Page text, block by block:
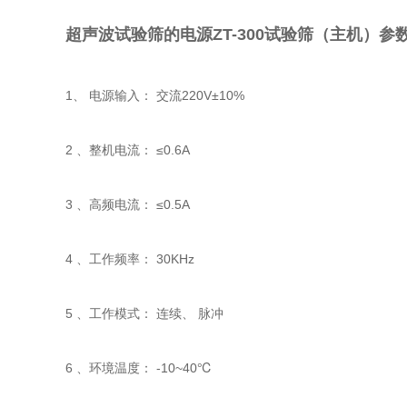
超声波试验筛的电源ZT-300试验筛（主机）参
1、 电源输入： 交流220V±10%
2 、整机电流： ≤0.6A
3 、高频电流： ≤0.5A
4 、工作频率： 30KHz
5 、工作模式： 连续、 脉冲
6 、环境温度： -10~40℃